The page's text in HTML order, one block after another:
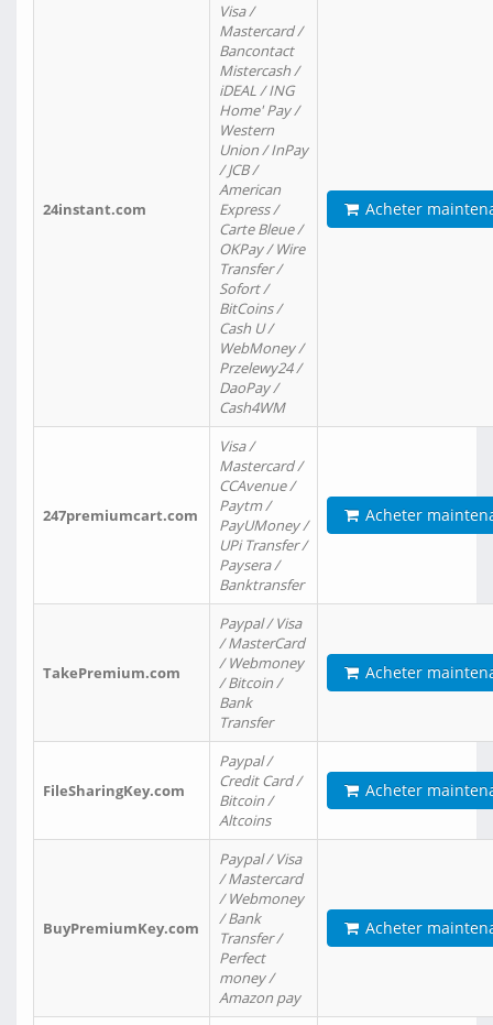
24instant.com
Visa /
Mastercard /
Bancontact
Mistercash /
iDEAL / ING
Home' Pay /
Western
Union / InPay
/ JCB /
American
Express /
Carte Bleue /
OKPay / Wire
Transfer /
Sofort /
BitCoins /
Cash U /
WebMoney /
Przelewy24 /
DaoPay /
Cash4WM
Acheter
247premiumcart.com
Visa /
Mastercard /
CCAvenue /
Paytm /
PayUMoney /
UPi Transfer /
Paysera /
Banktransfer
Acheter
TakePremium.com
Paypal / Visa
/ MasterCard
/ Webmoney
/ Bitcoin /
Bank
Transfer
Acheter
FileSharingKey.com
Paypal /
Credit Card /
Bitcoin /
Altcoins
Acheter
BuyPremiumKey.com
Paypal / Visa
/ Mastercard
/ Webmoney
/ Bank
Transfer /
Perfect
money /
Amazon pay
Acheter